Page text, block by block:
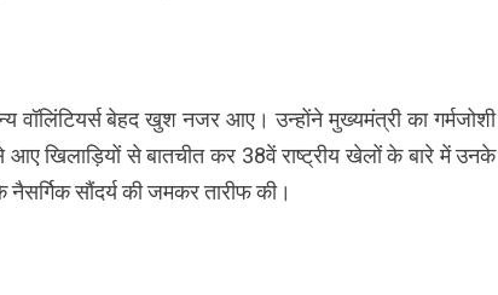
वॉलिंटियर्स बेहद खुश नजर आए। उन्होंने मुख्यमंत्री का गर्मजोशी
आए खिलाड़ियों से बातचीत कर 38वें राष्ट्रीय खेलों के बारे में उनके
सौंदर्य की जमकर तारीफ की।